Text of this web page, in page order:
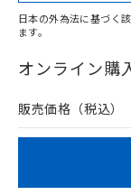
在庫等で未対応
問い合わせくだ
日本の外為法に基づく
ます。
オンライン購
販売価格（税込）